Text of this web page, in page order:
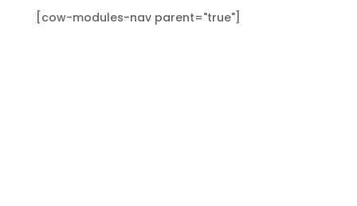
[cow-modules-nav parent="true"]